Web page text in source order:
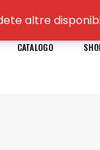
CATALOGO
altre